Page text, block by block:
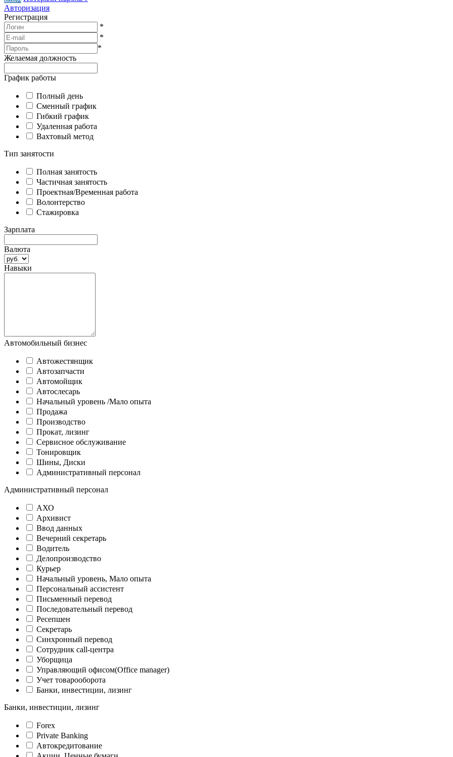
Авторизация
Регистрация
*
*
*
Желаемая должность
График работы
Полный день
Сменный график
Гибкий график
Удаленная работа
Вахтовый метод
Тип занятости
Полная занятость
Частичная занятость
Проектная/Временная работа
Волонтерство
Стажировка
Зарплата
Валюта
Навыки
Автомобильный бизнес
Автожестянщик
Автозапчасти
Автомойщик
Автослесарь
Начальный уровень /Мало опыта
Продажа
Производство
Прокат, лизинг
Сервисное обслуживание
Тонировщик
Шины, Диски
Административный персонал
Административный персонал
АХО
Архивист
Ввод данных
Вечерний секретарь
Водитель
Делопроизводство
Курьер
Начальный уровень, Мало опыта
Персональный ассистент
Письменный перевод
Последовательный перевод
Ресепшен
Секретарь
Синхронный перевод
Сотрудник call-центра
Уборщица
Управляющий офисом(Оffice manager)
Учет товарооборота
Банки, инвестиции, лизинг
Банки, инвестиции, лизинг
Forex
Private Banking
Автокредитование